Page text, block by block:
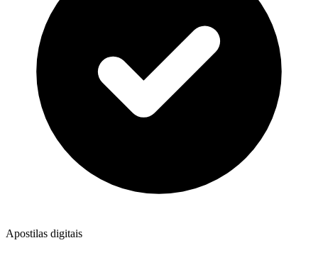
Apostilas digitais